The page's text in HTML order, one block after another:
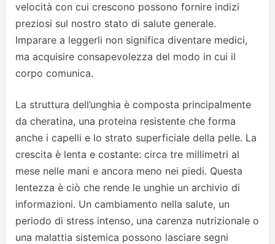
velocità con cui crescono possono fornire indizi
preziosi sul nostro stato di salute generale.
Imparare a leggerli non significa diventare medici,
ma acquisire consapevolezza del modo in cui il
corpo comunica.
La struttura dell’unghia è composta principalmente
da cheratina, una proteina resistente che forma
anche i capelli e lo strato superficiale della pelle. La
crescita è lenta e costante: circa tre millimetri al
mese nelle mani e ancora meno nei piedi. Questa
lentezza è ciò che rende le unghie un archivio di
informazioni. Un cambiamento nella salute, un
periodo di stress intenso, una carenza nutrizionale o
una malattia sistemica possono lasciare segni